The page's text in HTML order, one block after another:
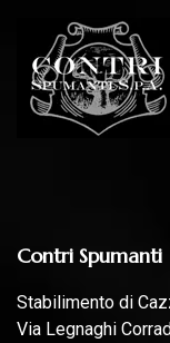
Contri Spumanti
Stabilimento di
Via Legnaghi